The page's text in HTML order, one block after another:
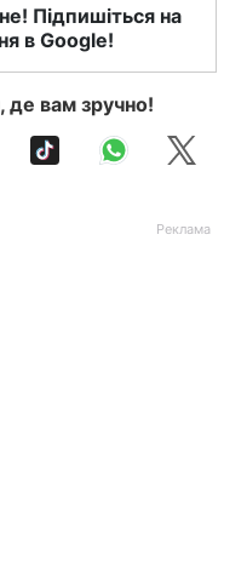
Підпишіться на
в Google!
де вам зручно!